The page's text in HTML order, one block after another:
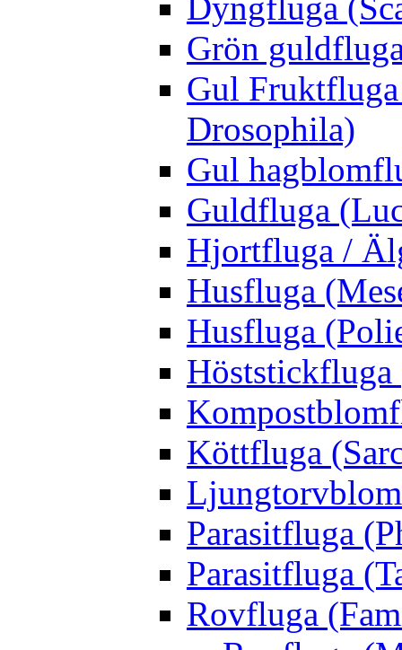
Grön
Gul
Drosophila)
Gul
Guldfluga
Hjortfluga /
Husfluga
Husfluga
Höststickfluga
Köttfluga
Parasitfluga
Parasitfluga
Rovfluga